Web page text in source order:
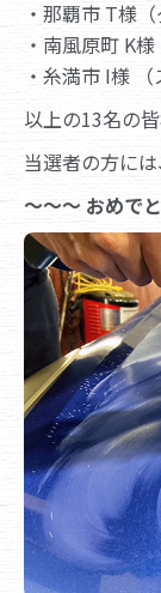
・那覇市 T様
・南風原町 K
・糸満市 I様 （
以上の13名の
当選者の方に
～～～ おめで